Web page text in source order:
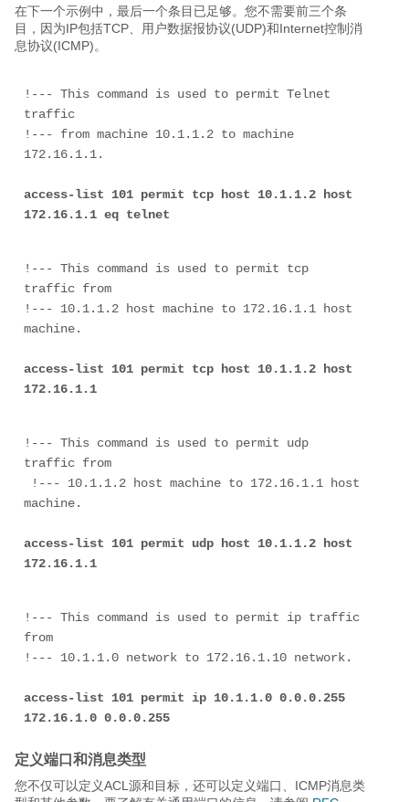
在下一个示例中，最后一个条目已足够。您不需要前三个条
目，因为IP包括TCP、用户数据报协议(UDP)和Internet控制消
息协议(ICMP)。
!--- This command is used to permit Telnet
traffic
!--- from machine 10.1.1.2 to machine
access-list 101 permit tcp host 10.1.1.2 host
172.16.1.1 eq telnet
!--- This command is used to permit tcp
traffic from
!--- 10.1.1.2 host machine to 172.16.1.1 host
access-list 101 permit tcp host 10.1.1.2 host
172.16.1.1
!--- This command is used to permit udp
traffic from
access-list 101 permit udp host 10.1.1.2 host
172.16.1.1
!--- This command is used to permit ip traffic
from
access-list 101 permit ip 10.1.1.0 0.0.0.255
172.16.1.0 0.0.0.255
定义端口和消息类型
您不仅可以定义ACL源和目标，还可以定义端口、ICMP消息类